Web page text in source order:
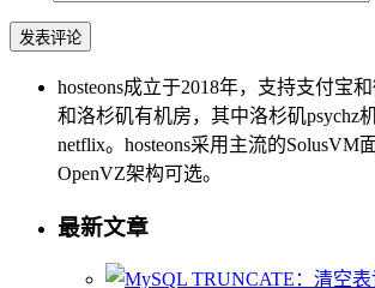
hosteons成立于2018年，支持支付宝
和洛杉矶有机房，其中洛杉矶psychz
netflix。hosteons采用主流的SolusVM
OpenVZ架构可选。
最新文章